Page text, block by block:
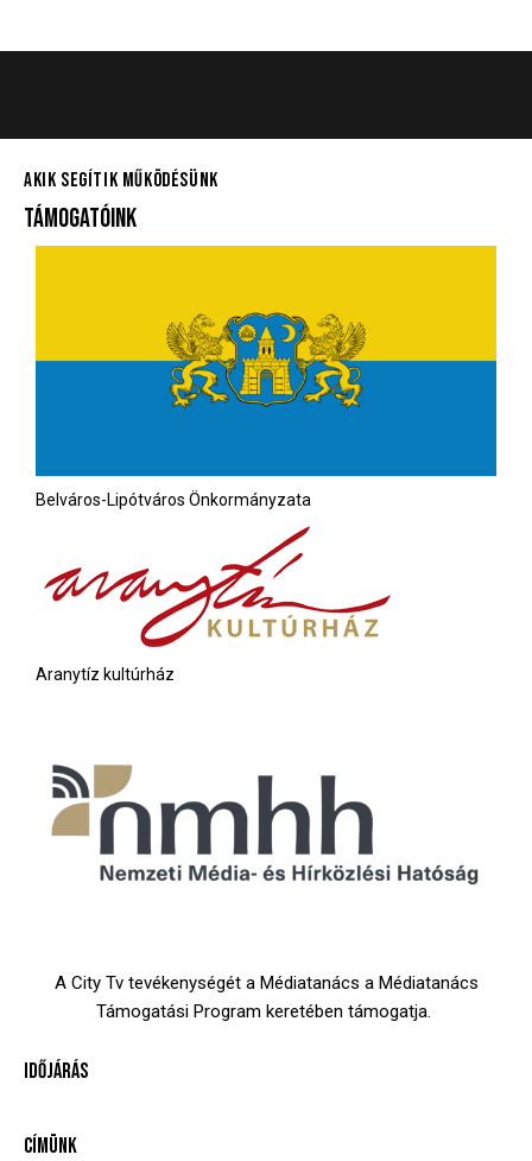
AKIK SEGÍTIK MŰKÖDÉSÜNK
TÁMOGATÓINK
Belváros-Lipótváros Önkormányzata
Aranytíz kultúrház
A City Tv tevékenységét a Médiatanács a Médiatanács
Támogatási Program keretében támogatja.
IDŐJÁRÁS
CÍMÜNK